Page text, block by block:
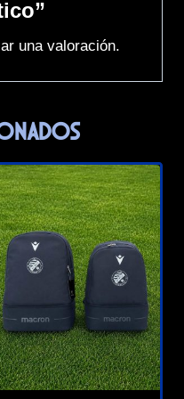
una valoración.